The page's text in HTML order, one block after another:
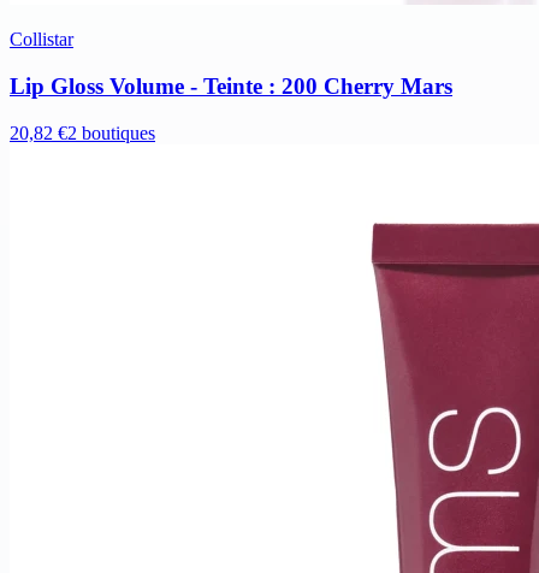
Collistar
Lip Gloss Volume - Teinte : 200 Cherry Mars
20,82 €2 boutiques